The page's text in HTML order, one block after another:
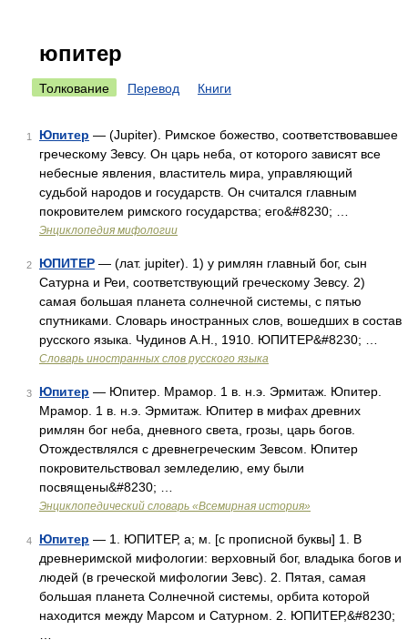
юпитер
Толкование Перевод Книги
1 Юпитер — (Jupiter). Римское божество, соответствовавшее
греческому Зевсу. Он царь неба, от которого зависят все
небесные явления, властитель мира, управляющий
судьбой народов и государств. Он считался главным
покровителем римского государства; его&#8230; …
Энциклопедия мифологии
2 ЮПИТЕР — (лат. jupiter). 1) у римлян главный бог, сын
Сатурна и Реи, соответствующий греческому Зевсу. 2)
самая большая планета солнечной системы, с пятью
спутниками. Словарь иностранных слов, вошедших в состав
русского языка. Чудинов А.Н., 1910. ЮПИТЕР&#8230; …
Словарь иностранных слов русского языка
3 Юпитер — Юпитер. Мрамор. 1 в. н.э. Эрмитаж. Юпитер.
Мрамор. 1 в. н.э. Эрмитаж. Юпитер в мифах древних
римлян бог неба, дневного света, грозы, царь богов.
Отождествлялся с древнегреческим Зевсом. Юпитер
покровительствовал земледелию, ему были
посвящены&#8230; …
Энциклопедический словарь «Всемирная история»
4 Юпитер — 1. ЮПИТЕР, а; м. [с прописной буквы] 1. В
древнеримской мифологии: верховный бог, владыка богов и
людей (в греческой мифологии Зевс). 2. Пятая, самая
большая планета Солнечной системы, орбита которой
находится между Марсом и Сатурном. 2. ЮПИТЕР,&#8230;